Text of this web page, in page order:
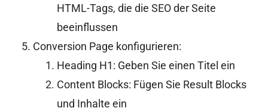
HTML-Tags, die die SEO der Seite
beeinflussen
Conversion Page konfigurieren:
Heading H1: Geben Sie einen Titel ein
Content Blocks: Fügen Sie Result Blocks
und Inhalte ein